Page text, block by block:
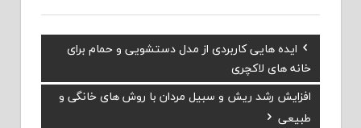
راهبری
نوشته
Previous
Post:
ایده هایی کاربردی از مدل دستشویی و حمام برای
خانه های لاکچری
Next
Post:
افزایش رشد ریش و سبیل مردان با روش های خانگی و
طبیعی